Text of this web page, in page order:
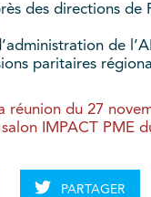
des directions de
de
paritaires
réunion du 27
salon IMPACT PME
PARTAGER